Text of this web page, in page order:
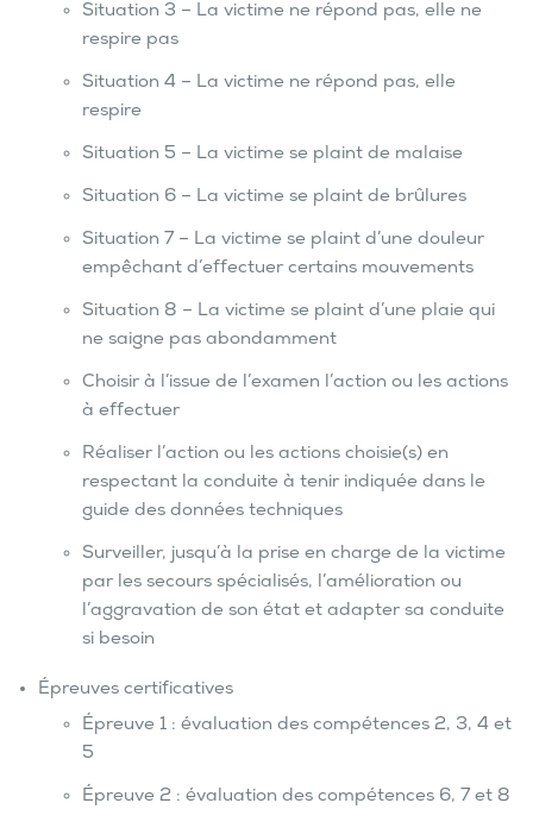
Situation 3 – La victime ne répond pas, elle ne
respire pas
Situation 4 – La victime ne répond pas, elle
respire
Situation 5 – La victime se plaint de malaise
Situation 6 – La victime se plaint de brûlures
Situation 7 – La victime se plaint d’une douleur
empêchant d’effectuer certains mouvements
Situation 8 – La victime se plaint d’une plaie qui
ne saigne pas abondamment
Choisir à l’issue de l’examen l’action ou les actions
à effectuer
Réaliser l’action ou les actions choisie(s) en
respectant la conduite à tenir indiquée dans le
guide des données techniques
Surveiller, jusqu’à la prise en charge de la victime
par les secours spécialisés, l’amélioration ou
l’aggravation de son état et adapter sa conduite
si besoin
Épreuves certificatives
Épreuve 1 : évaluation des compétences 2, 3, 4 et
5
Épreuve 2 : évaluation des compétences 6, 7 et 8